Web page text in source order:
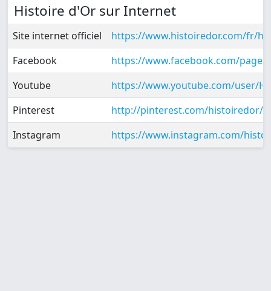
Histoire d'Or sur Internet
Site internet officiel
https://www.histoiredor.com/fr/
Facebook
https://www.facebook.com/
Youtube
https://www.youtube.com/user/
Pinterest
http://pinterest.com/histoiredor/
Instagram
https://www.instagram.com/